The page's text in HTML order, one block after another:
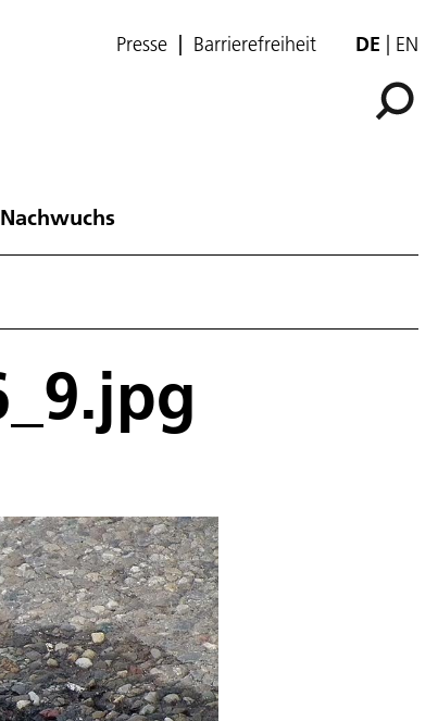
Presse Barrierefreiheit DE EN